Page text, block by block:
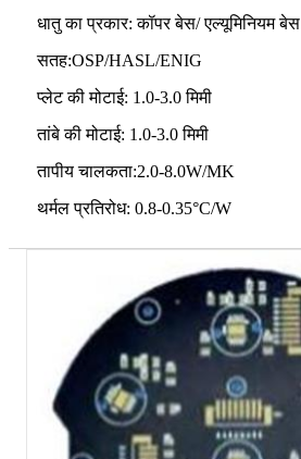
धातु का प्रकार: कॉपर बेस/ एल्यूमिनियम बेस
सतह:OSP/HASL/ENIG
प्लेट की मोटाई: 1.0-3.0 मिमी
तांबे की मोटाई: 1.0-3.0 मिमी
तापीय चालकता:2.0-8.0W/MK
थर्मल प्रतिरोध: 0.8-0.35°C/W